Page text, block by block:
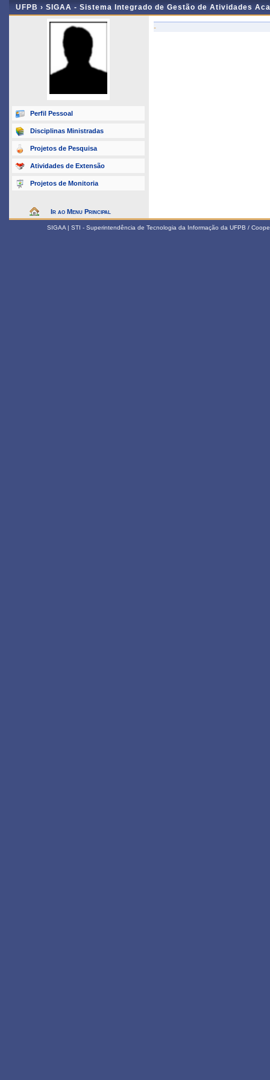
UFPB › SIGAA - Sistema Integrado de Gestão de Atividades
Perfil Pessoal
Disciplinas Ministradas
Projetos de Pesquisa
Atividades de Extensão
Projetos de Monitoria
Ir ao Menu Principal
-
SIGAA | STI - Superintendência de Tecnologia da Informação da UFPB /